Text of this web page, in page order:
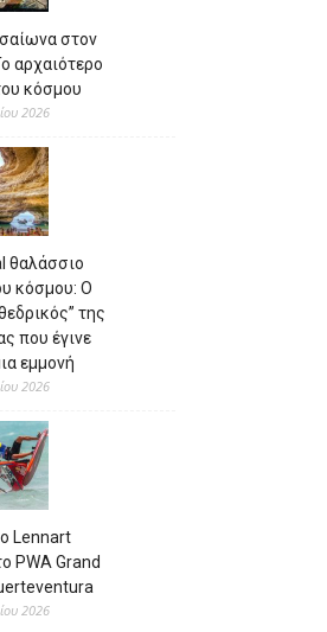
στον
αρχαιότερο
κόσμου
2026
θαλάσσιο
κόσμου: Ο
της
που έγινε
εμμονή
2026
Lennart
PWA Grand
2026